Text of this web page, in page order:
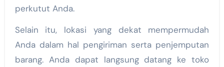
perkutut Anda.
Selain itu, lokasi yang dekat mempermudah
Anda dalam hal pengiriman serta penjemputan
barang. Anda dapat langsung datang ke toko